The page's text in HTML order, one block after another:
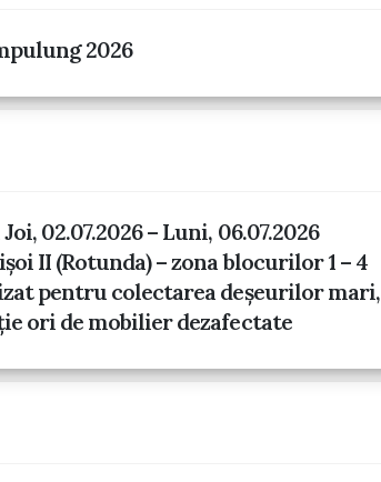
2026
02.07.2026 – Luni, 06.07.2026
II (Rotunda) – zona blocurilor 1 – 4
pentru colectarea deșeurilor mari,
ori de mobilier dezafectate